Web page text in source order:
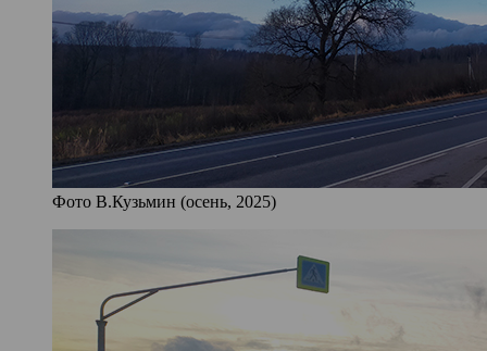
Фото В.Кузьмин (осень, 2025)